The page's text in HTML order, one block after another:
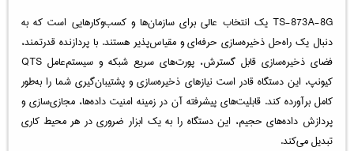
TS-873A-8G یک انتخاب عالی برای سازمان‌ها و کسب‌وکارهایی است که به
دنبال یک راه‌حل ذخیره‌سازی حرفه‌ای و مقیاس‌پذیر هستند. با پردازنده قدرتمند،
فضای ذخیره‌سازی قابل گسترش، پورت‌های سریع شبکه و سیستم‌عامل QTS
کیونپ، این دستگاه قادر است نیازهای ذخیره‌سازی و پشتیبان‌گیری شما را به‌طور
کامل برآورده کند. قابلیت‌های پیشرفته آن در زمینه امنیت داده‌ها، مجازی‌سازی و
پردازش داده‌های حجیم، این دستگاه را به یک ابزار ضروری در هر محیط کاری
تبدیل می‌کند.